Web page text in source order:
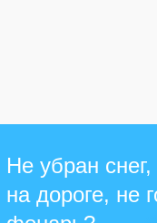
Не убран
на дороге, не